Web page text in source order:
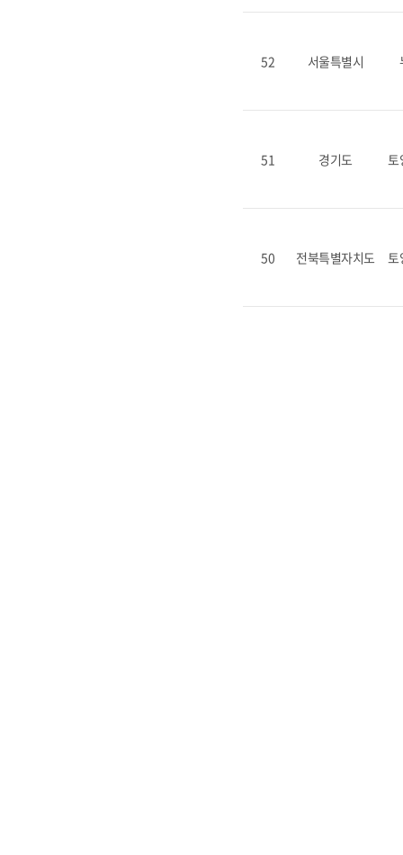
52 서울특별시
51 경기도 토
50 전북특별자치도 토